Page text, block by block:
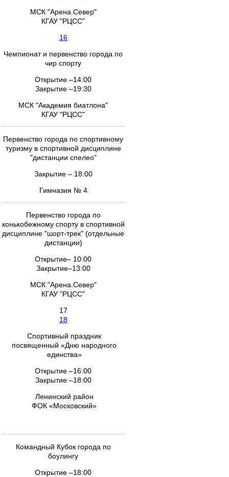
МСК "Арена.Север"
КГАУ "РЦСС"
16
Чемпионат и первенство города по
чир спорту
Открытие –14:00
Закрытие –19:30
МСК "Академия биатлона"
КГАУ "РЦСС"
Первенство города по спортивному
туризму в спортивной дисциплине
"дистанции спелео"
Закрытие – 18:00
Гимназия № 4
Первенство города по
конькобежному спорту в спортивной
дисциплине "шорт-трек" (отдельные
дистанции)
Открытие– 10:00
Закрытие–13:00
МСК "Арена.Север"
КГАУ "РЦСС"
17
18
Спортивный праздник
посвященный «Дню народного
единства»
Открытие –16:00
Закрытие –18:00
Ленинский район
ФОК «Московский»
Командный Кубок города по
боулингу
Открытие –18:00